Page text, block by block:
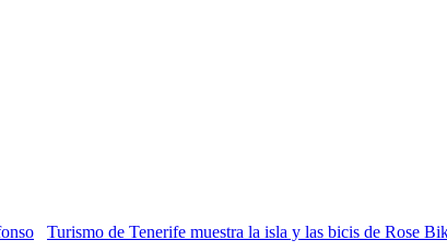
Turismo de Tenerife muestra la isla y las bicis de Rose